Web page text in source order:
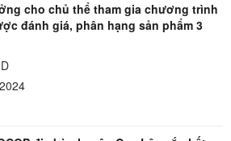
cho chủ thể tham gia chương trình
đánh giá, phân hạng sản phẩm 3